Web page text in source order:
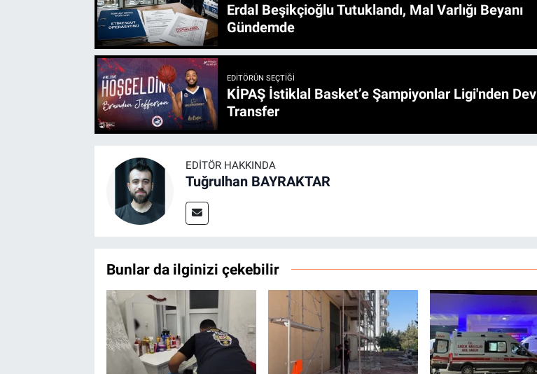
Erdal Beşikçioğlu Tutuklandı, Mal Varlığı Beyanı
Gündemde
EDITÖRÜN SEÇTIĞI
KİPAŞ İstiklal Basket’e Şampiyonlar Ligi'nden Dev
Transfer
EDITÖR HAKKINDA
Tuğrulhan BAYRAKTAR
Bunlar da ilginizi çekebilir